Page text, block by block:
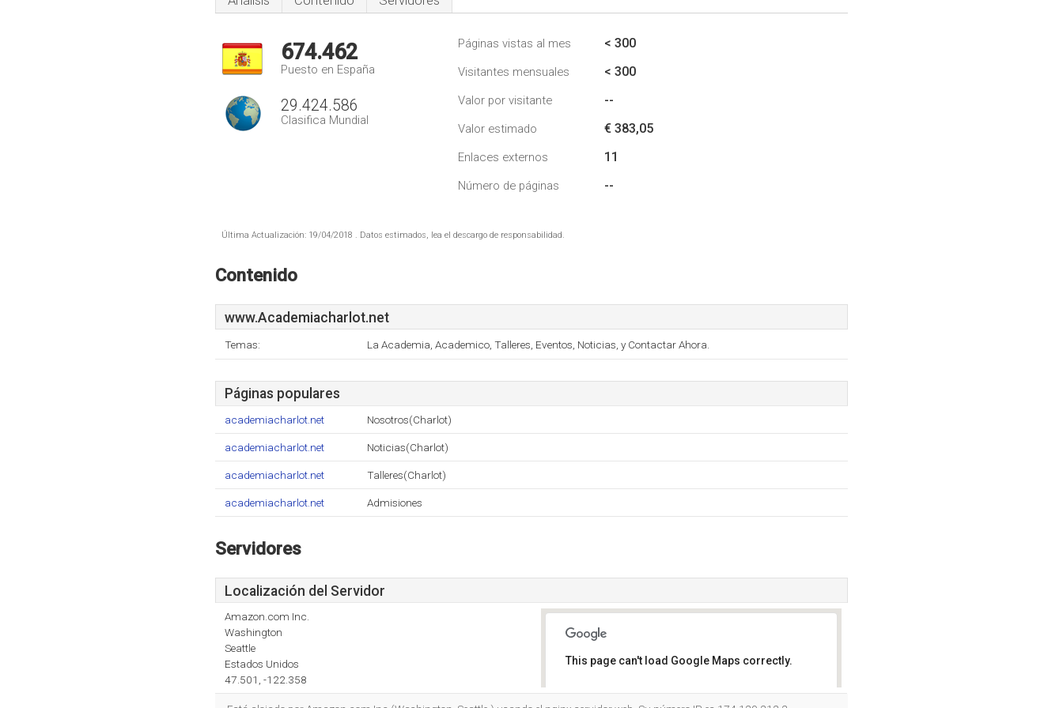
674.462
Puesto en España
29.424.586
Clasifica Mundial
Páginas vistas al mes < 300
Visitantes mensuales < 300
Valor por visitante --
Valor estimado € 383,05
Enlaces externos 11
Número de páginas --
Última Actualización: 19/04/2018 . Datos estimados, lea el descargo de responsabilidad.
Contenido
www.Academiacharlot.net
Temas: La Academia, Academico, Talleres, Eventos, Noticias, y Contactar Ahora.
Páginas populares
academiacharlot.net Nosotros(Charlot)
academiacharlot.net Noticias(Charlot)
academiacharlot.net Talleres(Charlot)
academiacharlot.net Admisiones
Servidores
Localización del Servidor
Amazon.com Inc.
Washington
Seattle
Estados Unidos
47.501, -122.358
This page can't load Google Maps correctly.